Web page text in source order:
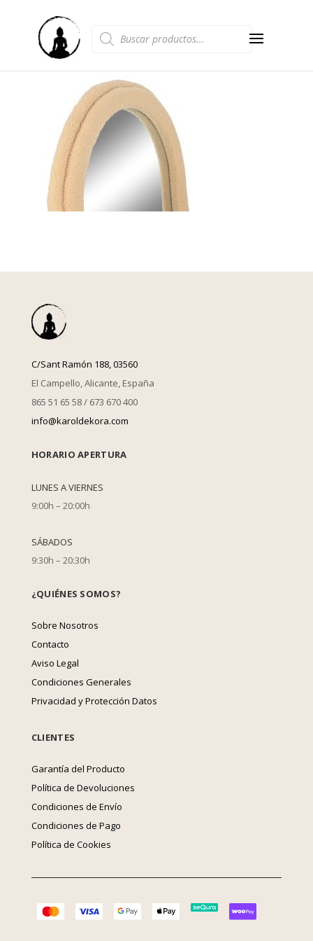
de
productos
C/Sant Ramón 188, 03560
El Campello, Alicante, España
865 51 65 58 / 673 670 400
info@karoldekora.com
HORARIO APERTURA
LUNES A VIERNES
9:00h – 20:00h
SÁBADOS
9:30h – 20:30h
¿QUIÉNES SOMOS?
Sobre Nosotros
Contacto
Aviso Legal
Condiciones Generales
Privacidad y Protección Datos
CLIENTES
Garantía del Producto
Política de Devoluciones
Condiciones de Envío
Condiciones de Pago
Política de Cookies